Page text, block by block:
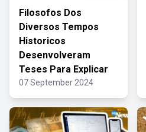
Filosofos Dos
Diversos Tempos
Historicos
Desenvolveram
Teses Para Explicar
07 September 2024